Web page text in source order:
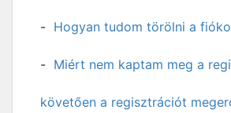
Hogyan tudom törölni a
Miért nem kaptam meg a
követően a regisztrációt